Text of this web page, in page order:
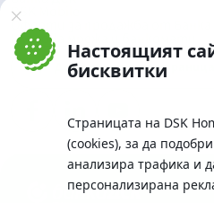
Настоящият
бисквитки
Страницата на DSK
(cookies), за да
анализира трафика и
персонализирана
DSK Mobile
Оферти за продажба от Банка
Клонова мрежа и банкомати
До началото на